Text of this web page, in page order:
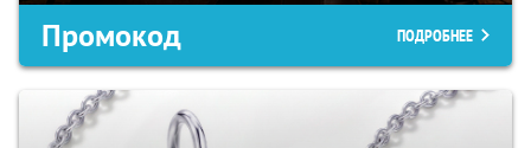
Промокод ПОДРОБНЕЕ